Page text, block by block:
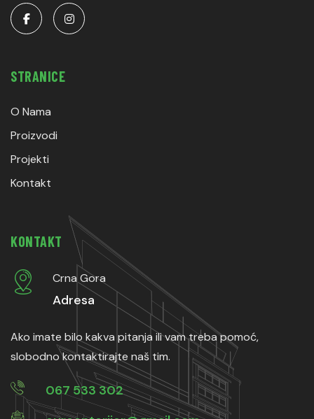
STRANICE
O Nama
Proizvodi
Projekti
Kontakt
KONTAKT
Crna Gora
Adresa
Ako imate bilo kakva pitanja ili vam treba pomoć,
slobodno kontaktirajte naš tim.
067 533 302